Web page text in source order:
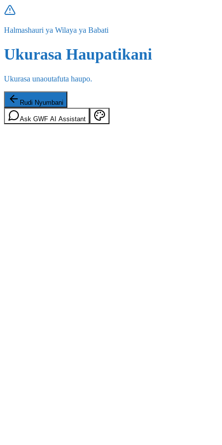
Halmashauri ya Wilaya ya Babati
Ukurasa Haupatikani
Ukurasa unaoutafuta haupo.
Rudi Nyumbani
Ask GWF AI Assistant